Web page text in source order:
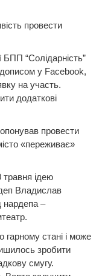
провести
БПП “Солідарність”
у Facebook,
на участь.
додаткові
провести
«переживає»
травня ідею
Владислав
нардепа –
гарному стані і може
зробити
смугу.